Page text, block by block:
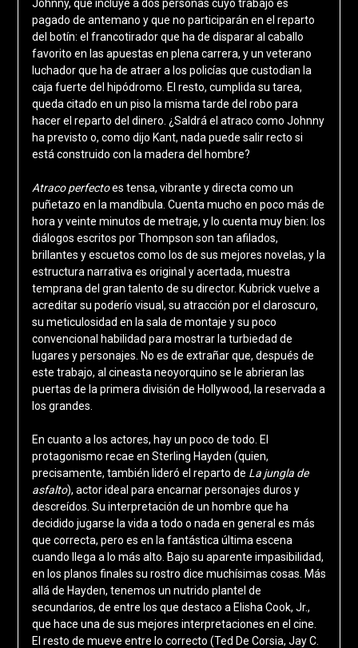
Johnny, que incluye a dos personas cuyo trabajo es
pagado de antemano y que no participarán en el reparto
del botín: el francotirador que ha de disparar al caballo
favorito en las apuestas en plena carrera, y un veterano
luchador que ha de atraer a los policías que custodian la
caja fuerte del hipódromo. El resto, cumplida su tarea,
queda citado en un piso la misma tarde del robo para
hacer el reparto del dinero. ¿Saldrá el atraco como Johnny
ha previsto o, como dijo Kant, nada puede salir recto si
está construido con la madera del hombre?
Atraco perfectoes tensa, vibrante y directa como un
puñetazo en la mandíbula. Cuenta mucho en poco más de
hora y veinte minutos de metraje, y lo cuenta muy bien: los
diálogos escritos por Thompson son tan afilados,
brillantes y escuetos como los de sus mejores novelas, y la
estructura narrativa es original y acertada, muestra
temprana del gran talento de su director. Kubrick vuelve a
acreditar su poderío visual, su atracción por el claroscuro,
su meticulosidad en la sala de montaje y su poco
convencional habilidad para mostrar la turbiedad de
lugares y personajes. No es de extrañar que, después de
este trabajo, al cineasta neoyorquino se le abrieran las
puertas de la primera división de Hollywood, la reservada a
los grandes.
En cuanto a los actores, hay un poco de todo. El
protagonismo recae en Sterling Hayden (quien,
precisamente, también lideró el reparto de La jungla de
asfalto), actor ideal para encarnar personajes duros y
descreídos. Su interpretación de un hombre que ha
decidido jugarse la vida a todo o nada en general es más
que correcta, pero es en la fantástica última escena
cuando llega a lo más alto. Bajo su aparente impasibilidad,
en los planos finales su rostro dice muchísimas cosas. Más
allá de Hayden, tenemos un nutrido plantel de
secundarios, de entre los que destaco a Elisha Cook, Jr.,
que hace una de sus mejores interpretaciones en el cine.
El resto de mueve entre lo correcto (Ted De Corsia, Jay C.